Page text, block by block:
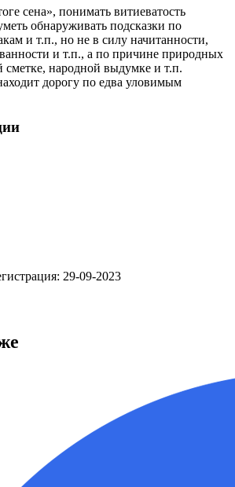
сена», понимать витиеватость
обнаруживать подсказки по
и т.п., но не в силу начитанности,
и т.п., а по причине природных
народной выдумке и т.п.
дорогу по едва уловимым
29-09-2023